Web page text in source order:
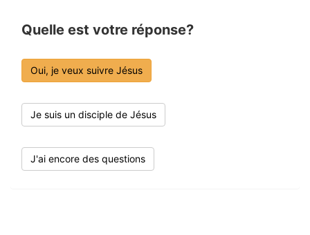
Quelle est votre réponse?
Oui, je veux suivre Jésus
Je suis un disciple de Jésus
J'ai encore des questions